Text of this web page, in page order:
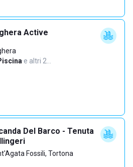
Active
·e altri 2…
Del Barco - Tenuta
Fossili, Tortona